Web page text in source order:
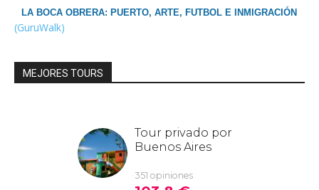
LA BOCA OBRERA: PUERTO, ARTE, FUTBOL E INMIGRACIÓN
(GuruWalk)
MEJORES TOURS